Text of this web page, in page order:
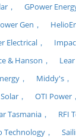
，
GPower
Gen，
Electrical，
& Hanson，
，
Middy's，
，
OTI Power，
Tasmania，
RFI
Technology，